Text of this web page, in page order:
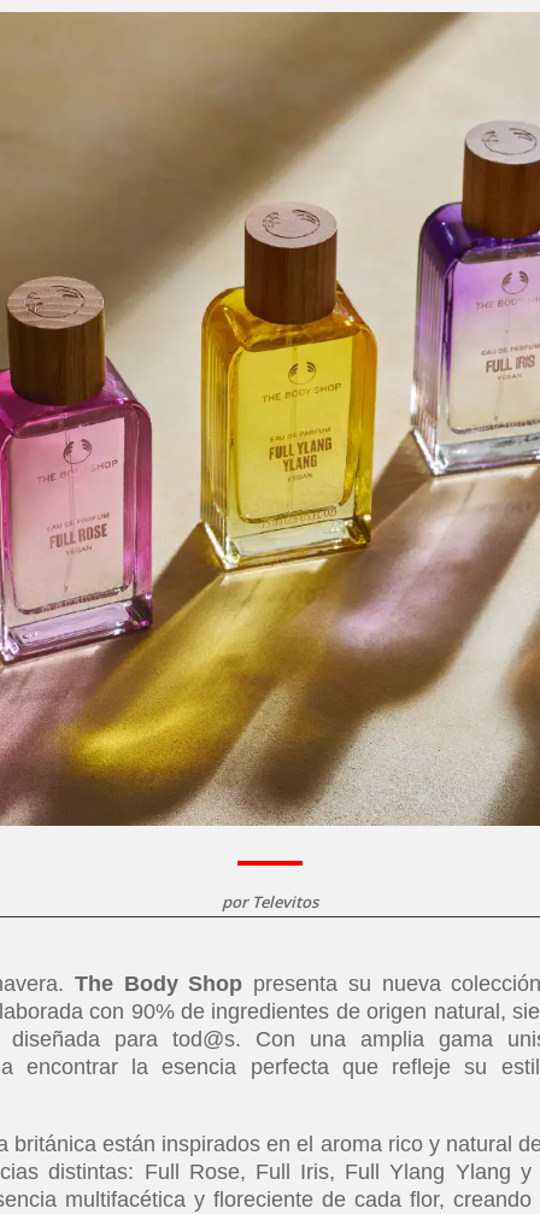
por Televitos
The Body Shop presenta su nueva
con 90% de ingredientes de origen natural,
para tod@s. Con una amplia gama
encontrar la esencia perfecta que refleje su
británica están inspirados en el aroma rico y natural
distintas: Full Rose, Full Iris, Full Ylang Ylang y
multifacética y floreciente de cada flor, creando